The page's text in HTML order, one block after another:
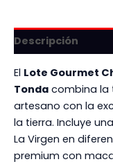
Descripción
El Lote Gourmet
Tonda combina la
artesano con la
la tierra. Incluye
La Virgen en
premium con